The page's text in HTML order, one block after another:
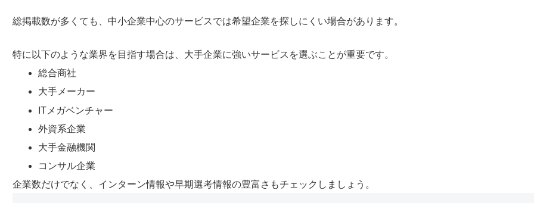
総掲載数が多くても、中小企業中心のサービスでは希望企業を探しにくい場合があります。
特に以下のような業界を目指す場合は、大手企業に強いサービスを選ぶことが重要です。
総合商社
大手メーカー
ITメガベンチャー
外資系企業
大手金融機関
コンサル企業
企業数だけでなく、インターン情報や早期選考情報の豊富さもチェックしましょう。